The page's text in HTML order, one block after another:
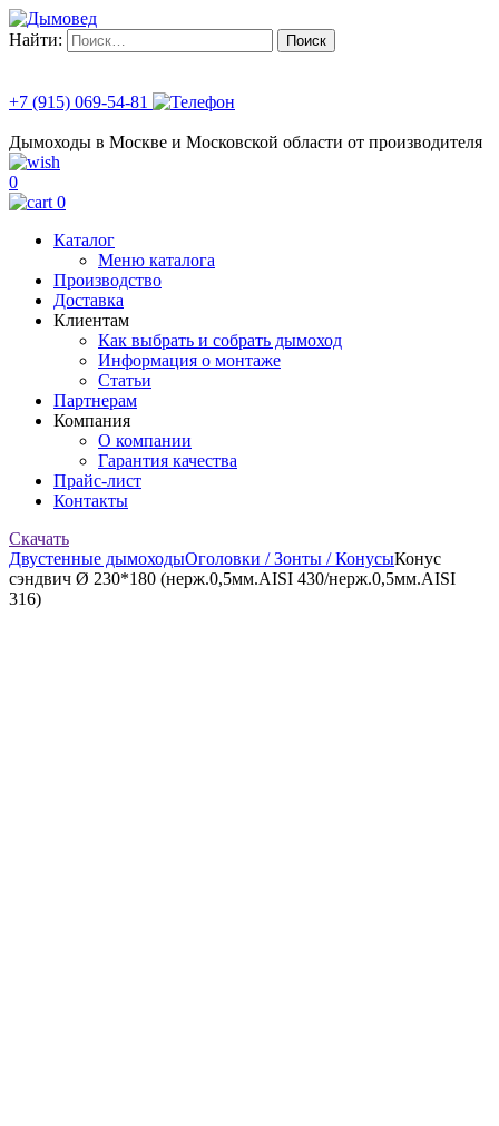
Найти:
+7 (915) 069-54-81
Дымоходы в Москве и Московской области от производителя
0
0
Каталог
Меню каталога
Производство
Доставка
Клиентам
Как выбрать и собрать дымоход
Информация о монтаже
Статьи
Партнерам
Компания
О компании
Гарантия качества
Прайс-лист
Контакты
Скачать
Двустенные дымоходыОголовки / Зонты / КонусыКонус
сэндвич Ø 230*180 (нерж.0,5мм.AISI 430/нерж.0,5мм.AISI
316)